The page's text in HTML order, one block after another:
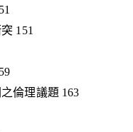
151
倫理議題 163